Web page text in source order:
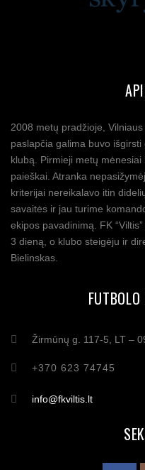
2008 metų pradžioje,
paslapčia galima buvo
klubą. Pirmieji metų
paieškai. Atranka
kriterijai nereikalavo itin
savaitės ir jau turime
ekipos pavadinimą. FK
3 dieną, o klubo steigėju ir
Bielinskas.
Žirmūnų g. 117-5, LT –
+370 623 74745
info@fkviltis.lt